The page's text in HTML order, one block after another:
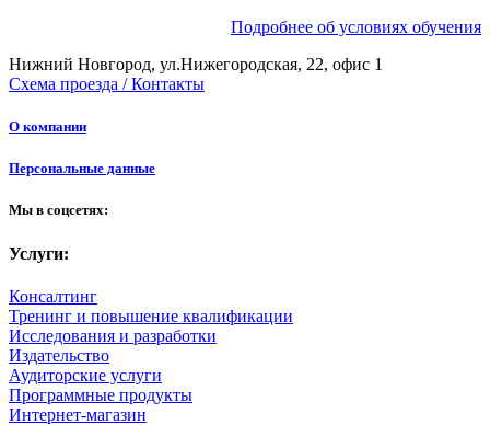
Подробнее об условиях обучения
Нижний Новгород, ул.Нижегородская, 22, офис 1
Схема проезда / Контакты
О компании
Персональные данные
Мы в соцсетях:
Услуги:
Консалтинг
Тренинг и повышение квалификации
Исследования и разработки
Издательство
Аудиторские услуги
Программные продукты
Интернет-магазин